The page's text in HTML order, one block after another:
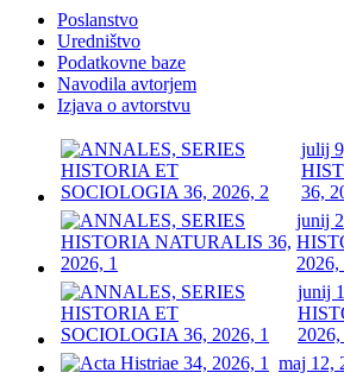
Poslanstvo
Uredništvo
Podatkovne baze
Navodila avtorjem
Izjava o avtorstvu
julij
36,
junij
2026,
junij
2026,
maj 12,